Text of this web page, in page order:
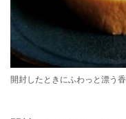
開封したときにふわっと漂う